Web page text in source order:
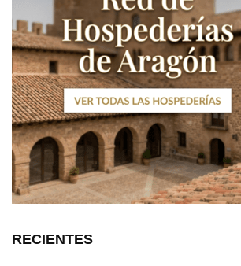
RECIENTES